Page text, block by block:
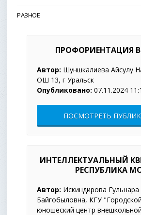
РАЗНОЕ
ПРОФОРИЕНТАЦИЯ
Автор: Шуншкалиева Айсулу
ОШ 13, г Уральск
Опубликовано: 07.11.2024
ПОСМОТРЕТЬ
ИНТЕЛЛЕКТУАЛЬНЫЙ
РЕСПУБЛИКА
Автор: Искиндирова Гульнара
Байгобыловна, КГУ
юношеский центр